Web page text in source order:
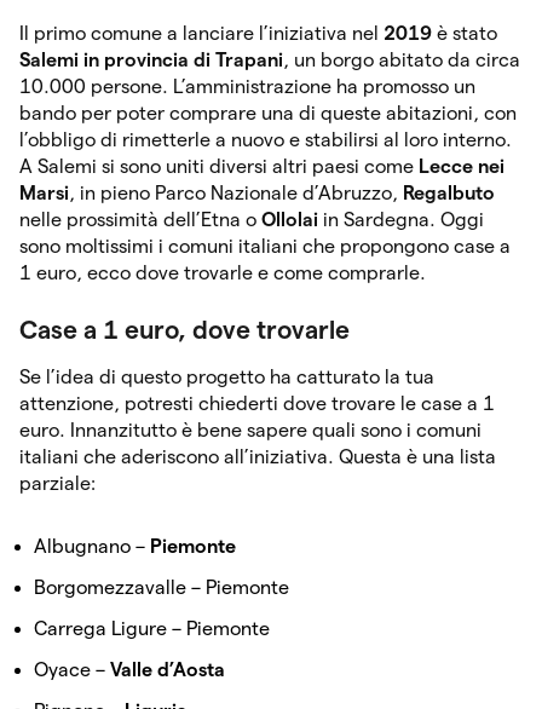
Il primo comune a lanciare l’iniziativa nel 2019 è stato
Salemi in provincia di Trapani, un borgo abitato da circa
10.000 persone. L’amministrazione ha promosso un
bando per poter comprare una di queste abitazioni, con
l’obbligo di rimetterle a nuovo e stabilirsi al loro interno.
A Salemi si sono uniti diversi altri paesi come Lecce nei
Marsi, in pieno Parco Nazionale d’Abruzzo, Regalbuto
nelle prossimità dell’Etna o Ollolai in Sardegna. Oggi
sono moltissimi i comuni italiani che propongono case a
1 euro, ecco dove trovarle e come comprarle.
Case a 1 euro, dove trovarle
Se l’idea di questo progetto ha catturato la tua
attenzione, potresti chiederti dove trovare le case a 1
euro. Innanzitutto è bene sapere quali sono i comuni
italiani che aderiscono all’iniziativa. Questa è una lista
parziale:
Albugnano – Piemonte
Borgomezzavalle – Piemonte
Carrega Ligure – Piemonte
Oyace – Valle d’Aosta